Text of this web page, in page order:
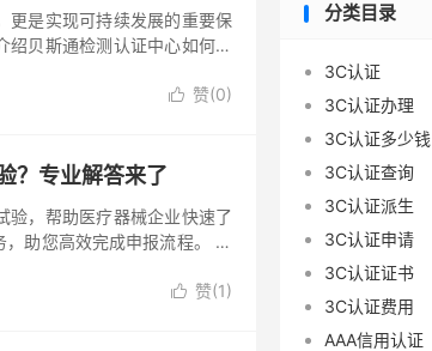
更是实现可持续发展的重要保
贝斯通检测认证中心如何助
 赞(0)
？专业解答来了
验，帮助医疗器械企业快速了
助您高效完成申报流程。 对
 赞(1)
分类目录
3C认证
3C认证办理
3C认证多少钱
3C认证查询
3C认证派生
3C认证申请
3C认证证书
3C认证费用
AAA信用认证